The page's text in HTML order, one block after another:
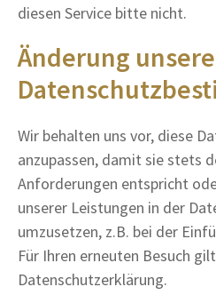
diesen Service bitte nicht.
Änderung
Wir behalten uns vor, diese
anzupassen, damit sie stets
Anforderungen entspricht
unserer Leistungen in der
umzusetzen, z.B. bei der
Für Ihren erneuten Besuch
Datenschutzerklärung.